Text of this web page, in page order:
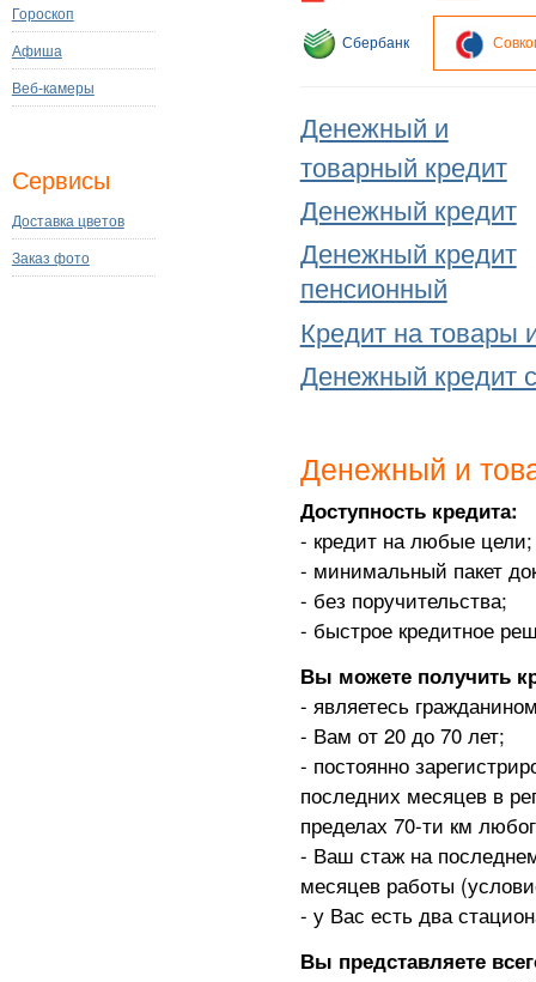
Гороскоп
Афиша
Веб-камеры
Сервисы
Доставка цветов
Заказ фото
Сбербанк
Денежный и
товарный кредит
Денежный кредит
Денежный кредит
пенсионный
Кредит на товары
Денежный кредит
Денежный и
Доступность кредита:
- кредит на любые цели;
- минимальный пакет
- без поручительства;
- быстрое кредитное
Вы можете получить
- являетесь
- Вам от 20 до 70 лет;
- постоянно
последних месяцев в
пределах 70-ти км
- Ваш стаж на
месяцев работы
- у Вас есть два
Вы представляете